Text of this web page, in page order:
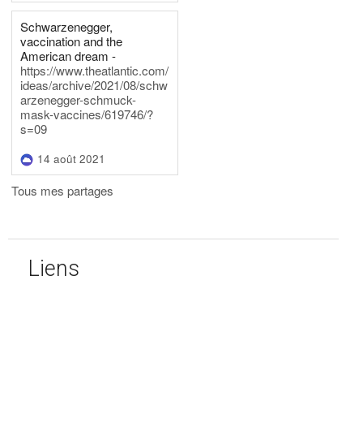
Schwarzenegger,
vaccination and the
American dream -
https://www.theatlantic.com/
ideas/archive/2021/08/schw
arzenegger-schmuck-
mask-vaccines/619746/?
s=09
14 août 2021
Tous mes partages
Liens